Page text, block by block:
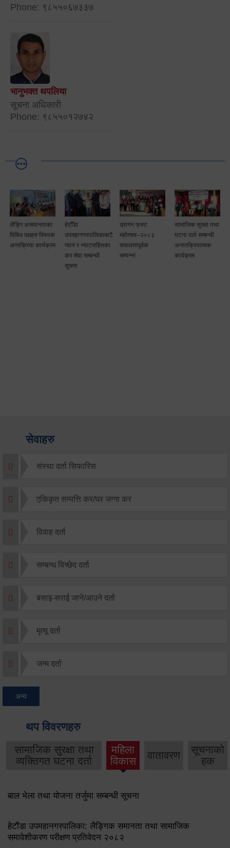
Phone: ९८५५०६७३३७
भानुभक्त थपलिया
सूचना अधिकारी
Phone: ९८५५०१२७४२
लैङ्गि असमानताका
विबिध पक्षहरु विषयक
अन्तक्रिया कार्यक्रम
हेटौँडा
उपमहानगरपालिकाबाटै
प्यान र भ्याटसहितका
कर सेवा सम्बन्धी
सूचना
ड्रागन फ्रुट
महोत्सव–२०८३
सफलतापूर्वक
सम्पन्न!
सामाजिक सुरक्षा तथा
घटना दर्ता सम्बन्धी
अन्तरक्रियात्मक
कार्यक्रम
सेवाहरु
संस्था दर्ता सिफारिस
एकिकृत सम्पत्ति कर/घर जग्गा कर
विवाह दर्ता
सम्बन्ध विच्छेद दर्ता
बसाइ-सराई जाने/आउने दर्ता
मृत्यू दर्ता
जन्म दर्ता
अन्य
थप विवरणहरु
सामाजिक सुरक्षा तथा
व्यक्तिगत घटना दर्ता
महिला
विकास
वातावरण
सूचनाको
हक
बाल भेला तथा योजना तर्जुमा सम्बन्धी सूचना
हेटौंडा उपमहानगरपालिका: लैङ्गिक समानता तथा सामाजिक
समावेशीकरण परीक्षण प्रतिवेदन २०८२